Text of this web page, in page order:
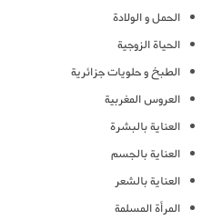
الحمل و الولادة
الحياة الزوجية
الطبخ و حلويات جزائرية
العروس المغربية
العناية بالبشرة
العناية بالجسم
العناية بالشعر
المرأة المسلمة